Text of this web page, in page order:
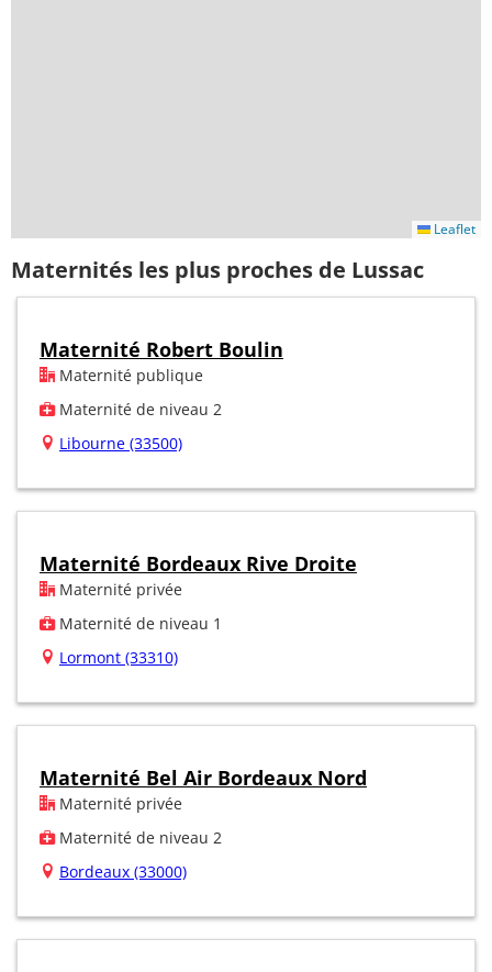
Leaflet
Maternités les plus proches de Lussac
Maternité Robert Boulin
Maternité publique
Maternité de niveau 2
Libourne (33500)
Maternité Bordeaux Rive Droite
Maternité privée
Maternité de niveau 1
Lormont (33310)
Maternité Bel Air Bordeaux Nord
Maternité privée
Maternité de niveau 2
Bordeaux (33000)